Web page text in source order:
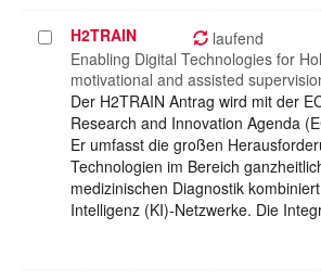
Projekt
auswählen
H2TRAIN laufend
Enabling Digital Technologies for
motivational and assisted
Der H2TRAIN Antrag wird mit der
Research and Innovation Agenda
Er umfasst die großen
Technologien im Bereich
medizinischen Diagnostik
Intelligenz (KI)-Netzwerke. Die